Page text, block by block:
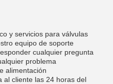
y servicios para válvulas
equipo de soporte
cualquier pregunta
problema
alimentación
al cliente las 24 horas del